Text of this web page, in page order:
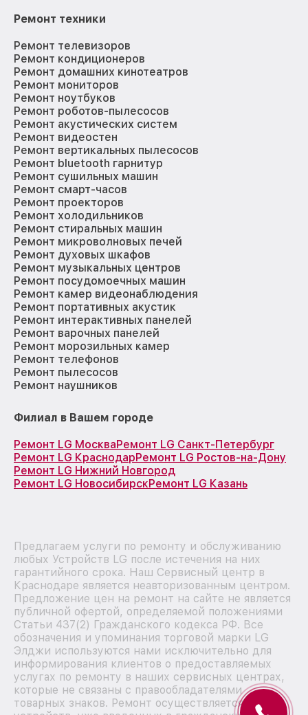
Ремонт техники
Ремонт телевизоров
Ремонт кондиционеров
Ремонт домашних кинотеатров
Ремонт мониторов
Ремонт ноутбуков
Ремонт роботов-пылесосов
Ремонт акустических систем
Ремонт видеостен
Ремонт вертикальных пылесосов
Ремонт bluetooth гарнитур
Ремонт сушильных машин
Ремонт смарт-часов
Ремонт проекторов
Ремонт холодильников
Ремонт стиральных машин
Ремонт микроволновых печей
Ремонт духовых шкафов
Ремонт музыкальных центров
Ремонт посудомоечных машин
Ремонт камер видеонаблюдения
Ремонт портативных акустик
Ремонт интерактивных панелей
Ремонт варочных панелей
Ремонт морозильных камер
Ремонт телефонов
Ремонт пылесосов
Ремонт наушников
Филиал в Вашем городе
Ремонт LG МоскваРемонт LG Санкт-Петербург
Ремонт LG КраснодарРемонт LG Ростов-на-Дону
Ремонт LG Нижний Новгород
Ремонт LG НовосибирскРемонт LG Казань
Предлагаем услуги по ремонту и обслуживанию
любых Устройств LG после истечения на них
гарантийного срока. Наш Сервисный центр в
Краснодаре является неавторизованным центром.
Предложение цен на ремонт на сайте не является
публичной офертой, определяемой положениями
Статьи 437(2) Гражданского кодекса РФ. Все
обозначения и упоминания торговой марки LG
Элджи используются нами исключительно для
информирования клиентов о предоставляемых
услугах по ремонту в наших сервисных центрах,
которые не связаны с правообладателями
товарных знаков. Ремонт осуществляется для